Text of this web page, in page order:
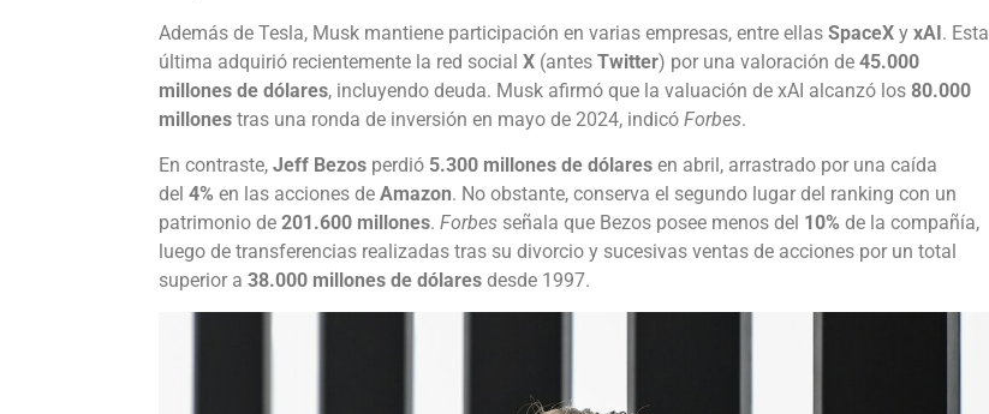
Además de Tesla, Musk mantiene participación en varias empresas, entre ellas SpaceX y xAI. Esta
última adquirió recientemente la red social X (antes Twitter) por una valoración de 45.000
millones de dólares, incluyendo deuda. Musk afirmó que la valuación de xAI alcanzó los 80.000
millones tras una ronda de inversión en mayo de 2024, indicó Forbes.
En contraste, Jeff Bezos perdió 5.300 millones de dólares en abril, arrastrado por una caída
del 4% en las acciones de Amazon. No obstante, conserva el segundo lugar del ranking con un
patrimonio de 201.600 millones. Forbes señala que Bezos posee menos del 10% de la compañía,
luego de transferencias realizadas tras su divorcio y sucesivas ventas de acciones por un total
superior a 38.000 millones de dólares desde 1997.